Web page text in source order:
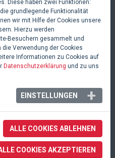
Diese haben zwei Funktionen:
grundlegende Funktionalität
wir mit Hilfe der Cookies unsere
Hierzu werden
Besuchern gesammelt und
Verwendung der Cookies
Informationen zu Cookies auf
Datenschutzerklärung und zu uns
EINSTELLUNGEN
ALLE COOKIES ABLEHNEN
COOKIES AKZEPTIEREN